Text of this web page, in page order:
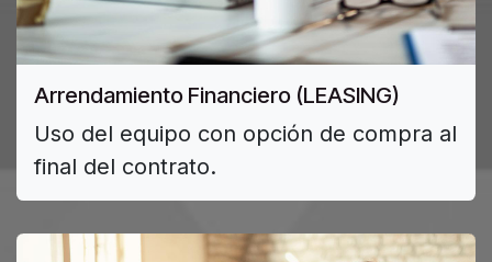
Arrendamiento Financiero (LEASING)
Uso del equipo con opción de compra al
final del contrato.